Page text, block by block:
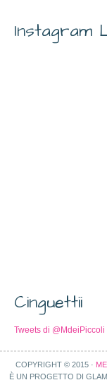
Instagram
Cinguettii
Tweets di @MdeiPiccoli
COPYRIGHT © 2015 ·
È UN PROGETTO DI